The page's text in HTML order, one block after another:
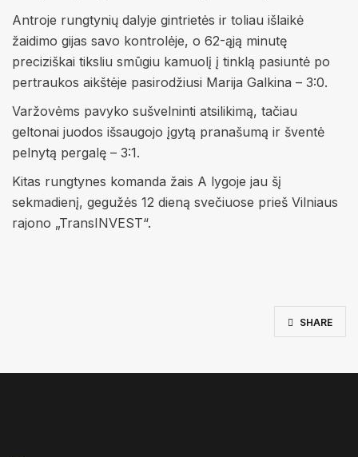
Antroje rungtynių dalyje gintrietės ir toliau išlaikė
žaidimo gijas savo kontrolėje, o 62-ąją minutę
preciziškai tiksliu smūgiu kamuolį į tinklą pasiuntė po
pertraukos aikštėje pasirodžiusi Marija Galkina – 3:0.
Varžovėms pavyko sušvelninti atsilikimą, tačiau
geltonai juodos išsaugojo įgytą pranašumą ir šventė
pelnytą pergalę – 3:1.
Kitas rungtynes komanda žais A lygoje jau šį
sekmadienį, gegužės 12 dieną svečiuose prieš Vilniaus
rajono „TransINVEST“.
SHARE